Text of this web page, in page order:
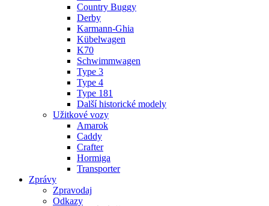
Country Buggy
Derby
Karmann-Ghia
Kübelwagen
K70
Schwimmwagen
Type 3
Type 4
Type 181
Další historické modely
Užitkové vozy
Amarok
Caddy
Crafter
Hormiga
Transporter
Zprávy
Zpravodaj
Odkazy